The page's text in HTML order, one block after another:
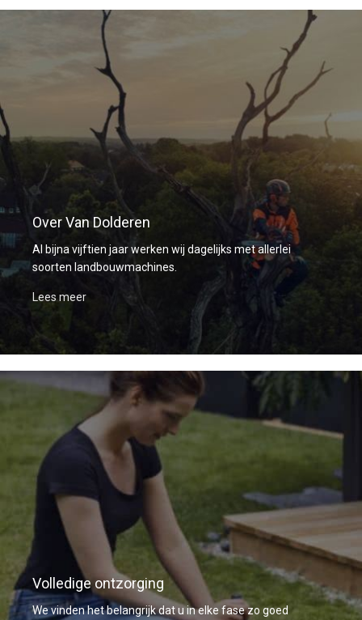
Over Van Dolderen
Al bijna vijftien jaar werken wij dagelijks met allerlei
soorten landbouwmachines.
Lees meer
Volledige ontzorging
We vinden het belangrijk dat u in elke fase zo goed